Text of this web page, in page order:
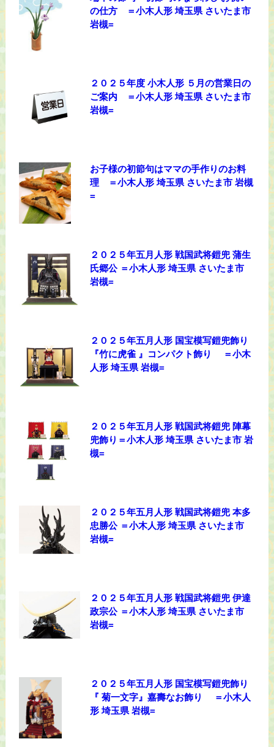
の仕方 ＝小木人形 埼玉県 さいたま市
岩槻=
２０２５年度 小木人形 ５月の営業日の
ご案内 ＝小木人形 埼玉県 さいたま市
岩槻=
お子様の初節句はママの手作りのお料
理 ＝小木人形 埼玉県 さいたま市 岩槻
=
２０２５年五月人形 戦国武将鎧兜 蒲生
氏郷公 ＝小木人形 埼玉県 さいたま市
岩槻=
２０２５年五月人形 国宝模写鎧兜飾り
『竹に虎雀 』コンパクト飾り ＝小木
人形 埼玉県 岩槻=
２０２５年五月人形 戦国武将鎧兜 陣幕
兜飾り＝小木人形 埼玉県 さいたま市 岩
槻=
２０２５年五月人形 戦国武将鎧兜 本多
忠勝公 ＝小木人形 埼玉県 さいたま市
岩槻=
２０２５年五月人形 戦国武将鎧兜 伊達
政宗公 ＝小木人形 埼玉県 さいたま市
岩槻=
２０２５年五月人形 国宝模写鎧兜飾り
『 菊一文字』嘉壽なお飾り ＝小木人
形 埼玉県 岩槻=